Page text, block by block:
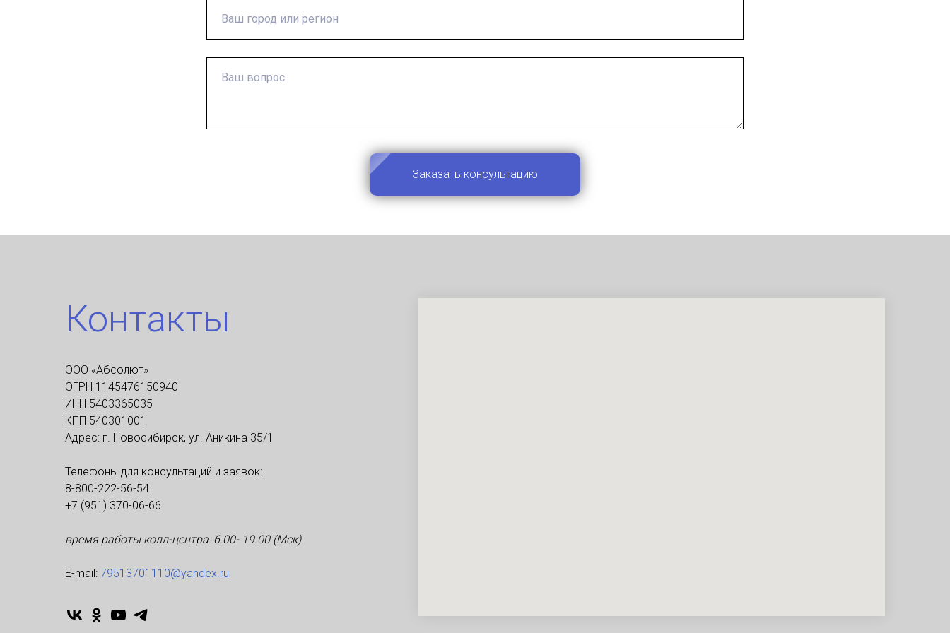
Заказать консультацию
Контакты
ООО «Абсолют»
ОГРН 1145476150940
ИНН 5403365035
КПП 540301001
Адрес: г. Новосибирск, ул. Аникина 35/1
Телефоны для консультаций и заявок:
8-800-222-56-54
+7 (951) 370-06-66
время работы колл-центра: 6.00- 19.00 (Мск)
Е-mаil: 79513701110@yandex.ru